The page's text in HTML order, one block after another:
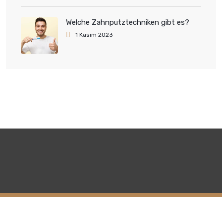
Welche Zahnputztechniken gibt es?
1 Kasım 2023